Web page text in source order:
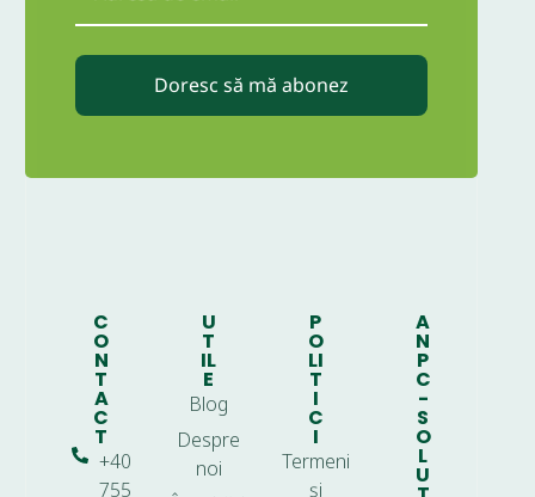
Doresc să mă abonez
C
O
N
T
A
C
T
+40
755
U
T
IL
E
Blog
Despre
noi
P
O
LI
T
I
C
I
Termeni
și
A
N
P
C
-
S
O
L
U